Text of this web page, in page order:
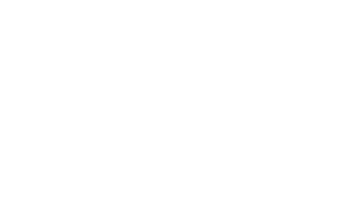
matapos ang maraming pagkakataon ng paglalaba,
sa pagtulog, kasama sa paglalaro, o kasama sa biyahe
ito ay paborito ng mga bata at magulang.
at Lunas para sa Panga-ngati ng Leeg
ang food-grade silicone ay walang lason,